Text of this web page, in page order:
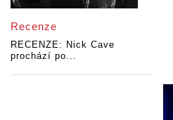
Recenze
RECENZE: Nick Cave
prochází po...